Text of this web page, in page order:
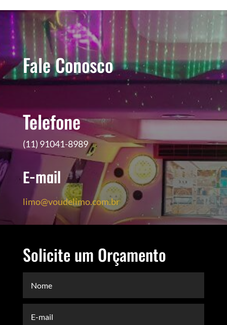
Fale Conosco
Telefone
(11) 91041-8989
E-mail
limo@voudelimo.com.br
Solicite um Orçamento